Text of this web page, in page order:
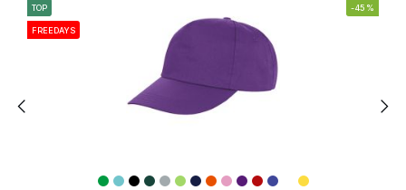
TOP
FREEDAYS
-45%